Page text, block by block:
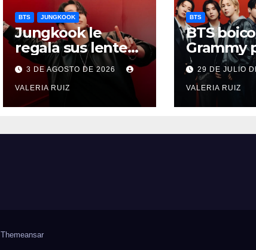
BTS JUNGKOOK
Jungkook le
regala sus lentes
de sol a una
ARMY durante
concierto de BTS
3 DE AGOSTO DE 2026
VALERIA RUIZ
BTS
BTS
Grammy
nueva
asiática
29 DE JULIO
VALERIA RUIZ
Themeansar